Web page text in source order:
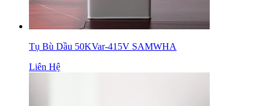
Tụ Bù Dầu 50KVar-415V SAMWHA
Liên Hệ